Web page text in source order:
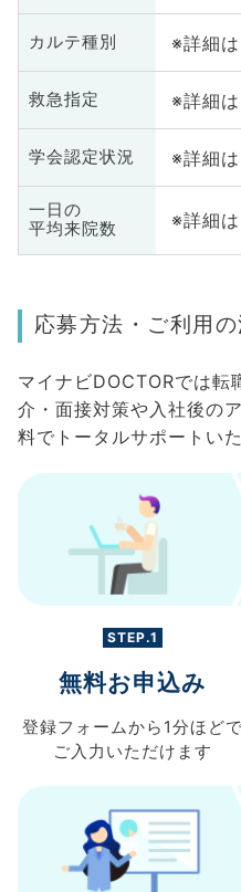
カルテ種別 ※詳細
救急指定 ※詳細
学会認定状況 ※詳細
一日の
平均来院数
※詳細
応募方法・ご利用
マイナビDOCTORでは転
介・面接対策や入社後の
料でトータルサポートいた
STEP.1
無料お申込み
登録フォームから 1分ほどで
ご入力 いただけます